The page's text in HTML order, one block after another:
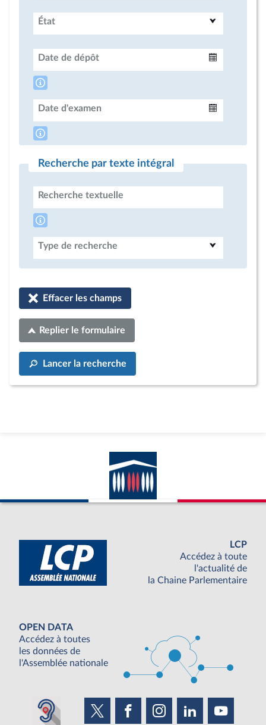
État
Date de dépôt
Date d'examen
Recherche par texte intégral
Recherche textuelle
Type de recherche
Effacer les champs
Replier le formulaire
Lancer la recherche
LCP
Accédez à toute
l'actualité de
la Chaine Parlementaire
OPEN DATA
Accédez à toutes
les données de
l'Assemblée nationale